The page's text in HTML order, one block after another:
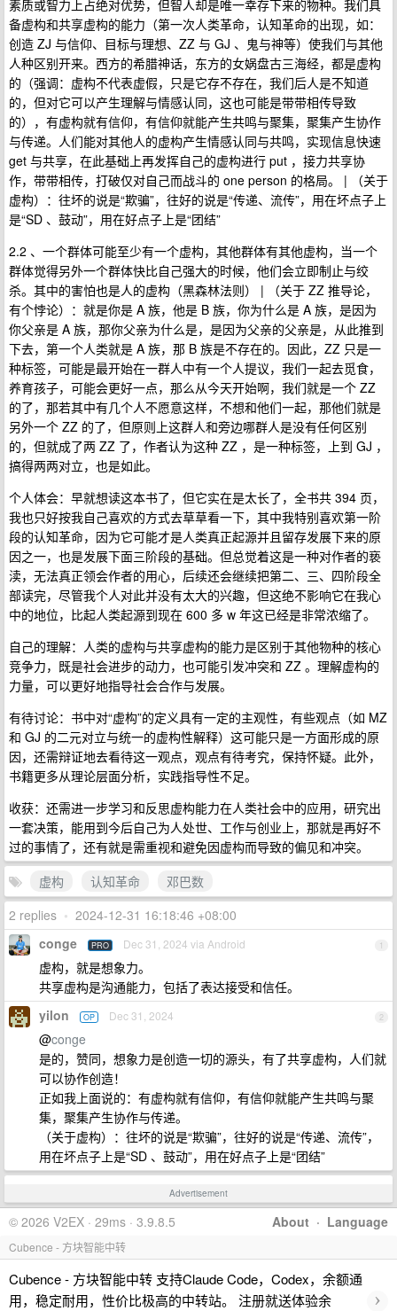
素质或智力上占绝对优势，但智人却是唯一幸存下来的物种。我们具
备虚构和共享虚构的能力（第一次人类革命，认知革命的出现，如：
创造 ZJ 与信仰、目标与理想、ZZ 与 GJ 、鬼与神等）使我们与其他
人种区别开来。西方的希腊神话，东方的女娲盘古三海经，都是虚构
的（强调：虚构不代表虚假，只是它存不存在，我们后人是不知道
的，但对它可以产生理解与情感认同，这也可能是带带相传导致
的），有虚构就有信仰，有信仰就能产生共鸣与聚集，聚集产生协作
与传递。人们能对其他人的虚构产生情感认同与共鸣，实现信息快速
get 与共享，在此基础上再发挥自己的虚构进行 put ，接力共享协
作，带带相传，打破仅对自己而战斗的 one person 的格局。 | （关于
虚构）：往坏的说是“欺骗”，往好的说是“传递、流传”，用在坏点子上
是“SD 、鼓动”，用在好点子上是“团结”
2.2 、一个群体可能至少有一个虚构，其他群体有其他虚构，当一个
群体觉得另外一个群体快比自己强大的时候，他们会立即制止与绞
杀。其中的害怕也是人的虚构（黑森林法则） | （关于 ZZ 推导论，
有个悖论）：就是你是 A 族，他是 B 族，你为什么是 A 族，是因为
你父亲是 A 族，那你父亲为什么是，是因为父亲的父亲是，从此推到
下去，第一个人类就是 A 族，那 B 族是不存在的。因此，ZZ 只是一
种标签，可能是最开始在一群人中有一个人提议，我们一起去觅食，
养育孩子，可能会更好一点，那么从今天开始啊，我们就是一个 ZZ
的了，那若其中有几个人不愿意这样，不想和他们一起，那他们就是
另外一个 ZZ 的了，但原则上这群人和旁边哪群人是没有任何区别
的，但就成了两 ZZ 了，作者认为这种 ZZ ，是一种标签，上到 GJ ，
搞得两两对立，也是如此。
个人体会：早就想读这本书了，但它实在是太长了，全书共 394 页，
我也只好按我自己喜欢的方式去草草看一下，其中我特别喜欢第一阶
段的认知革命，因为它可能才是人类真正起源并且留存发展下来的原
因之一，也是发展下面三阶段的基础。但总觉着这是一种对作者的亵
渎，无法真正领会作者的用心，后续还会继续把第二、三、四阶段全
部读完，尽管我个人对此并没有太大的兴趣，但这绝不影响它在我心
中的地位，比起人类起源到现在 600 多 w 年这已经是非常浓缩了。
自己的理解：人类的虚构与共享虚构的能力是区别于其他物种的核心
竞争力，既是社会进步的动力，也可能引发冲突和 ZZ 。理解虚构的
力量，可以更好地指导社会合作与发展。
有待讨论：书中对“虚构”的定义具有一定的主观性，有些观点（如 MZ
和 GJ 的二元对立与统一的虚构性解释）这可能只是一方面形成的原
因，还需辩证地去看待这一观点，观点有待考究，保持怀疑。此外，
书籍更多从理论层面分析，实践指导性不足。
收获：还需进一步学习和反思虚构能力在人类社会中的应用，研究出
一套决策，能用到今后自己为人处世、工作与创业上，那就是再好不
过的事情了，还有就是需重视和避免因虚构而导致的偏见和冲突。
虚构
认知革命
邓巴数
2 replies • 2024-12-31 16:18:46 +08:00
1
conge PRO Dec 31, 2024 via Android
虚构，就是想象力。
共享虚构是沟通能力，包括了表达接受和信任。
2
yilon OP Dec 31, 2024
@conge
是的，赞同，想象力是创造一切的源头，有了共享虚构，人们就
可以协作创造！
正如我上面说的：有虚构就有信仰，有信仰就能产生共鸣与聚
集，聚集产生协作与传递。
（关于虚构）：往坏的说是“欺骗”，往好的说是“传递、流传”，
用在坏点子上是“SD 、鼓动”，用在好点子上是“团结”
Advertisement
About · Language
© 2026 V2EX · 29ms · 3.9.8.5
Cubence - 方块智能中转
Cubence - 方块智能中转 支持Claude Code，Codex，余额通
用，稳定耐用，性价比极高的中转站。 注册就送体验余
›